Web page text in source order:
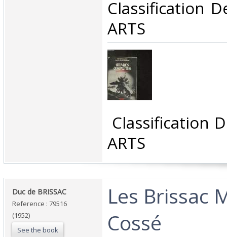
Classification
ARTS‎
Classification
ARTS‎
‎Duc de BRISSAC‎
Reference : 79516
(1952)
See the book
‎Les Brissac
Cossé‎